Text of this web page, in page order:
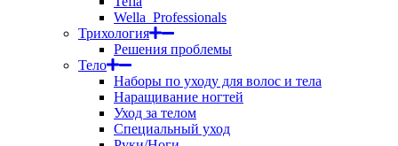
Wella_Professionals
Трихология
Решения проблемы
Тело
Наборы по уходу для волос и тела
Наращивание ногтей
Уход за телом
Специальный уход